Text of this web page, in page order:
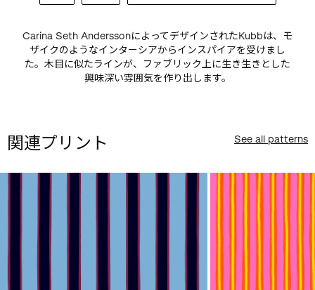
Carina Seth AnderssonによってデザインされたKubbは、モ
ザイクのようなインターシアからインスパイアを受けまし
た。木目に似たラインが、ファブリック上に生き生きとした
興味深い雰囲気を作り出します。
関連プリント See all patterns